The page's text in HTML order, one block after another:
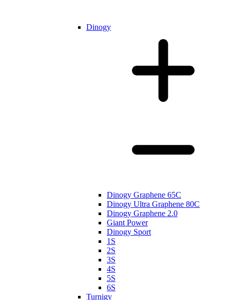
Dinogy
Dinogy Graphene 65C
Dinogy Ultra Graphene 80C
Dinogy Graphene 2.0
Giant Power
Dinogy Sport
1S
2S
3S
4S
5S
6S
Turnigy